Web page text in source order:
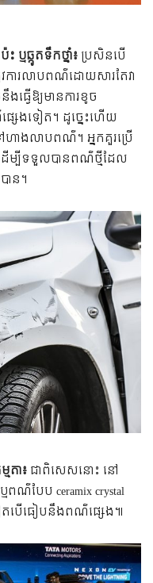
ឆ្កូតទឹកថ្នាំ៖ ប្រសិន​បើ​
ារ​លាប​ពណ៌​ដោយ​សារ​តែ​វា​
ង​ធ្វើ​ឱ្យ​មាន​ការ​ខូច​
ង​ទៀត។ ដូច្នេះហើយ
ហាងលាបពណ៌។ អ្នក​គួរ​ប្រើ​
ម្បីទទួលបានពណ៌ថ្មីដែល
ាន។
តា៖ ជាពិសេសនោះ នៅ
ណ៌បែប ceramix crystal
ត​បើ​ធៀប​នឹង​ពណ៌​ផ្សេង៕